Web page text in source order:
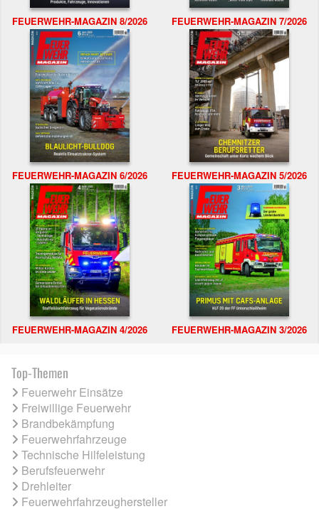
FEUERWEHR-MAGAZIN 8/2026 FEUERWEHR-MAGAZIN 7/2026
FEUERWEHR-MAGAZIN 6/2026 FEUERWEHR-MAGAZIN 5/2026
FEUERWEHR-MAGAZIN 4/2026 FEUERWEHR-MAGAZIN 3/2026
Top-Themen
Feuerwehr Einsätze
Freiwillige Feuerwehr
Brandbekämpfung
Feuerwehrfahrzeuge
Technische Hilfeleistung
Berufsfeuerwehr
Drehleiter
Feuerwehrfahrzeughersteller